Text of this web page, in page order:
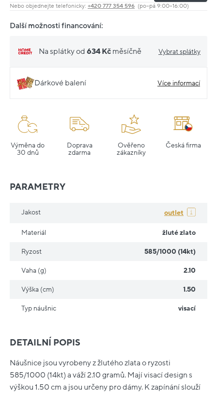
Nebo objednejte telefonicky: +420 777 354 596 (po–pá 9:00–16:00)
Další možnosti financování:
Na splátky od 634 Kč měsíčně Vybrat splátky
Dárkové balení Více informací
Výměna do
30 dnů
Doprava
zdarma
Ověřeno
zákazníky
Česká firma
DETAILNÍ POPIS
Náušnice jsou vyrobeny z žlutého zlata o ryzosti
585/1000 (14kt) a váží 2.10 gramů. Mají visací design s
výškou 1.50 cm a jsou určeny pro dámy. K zapínání slouží
PARAMETRY
Jakost outlet
Materiál žluté zlato
Ryzost 585/1000 (14kt)
Vaha (g) 2.10
Výška (cm) 1.50
Typ náušnic visací